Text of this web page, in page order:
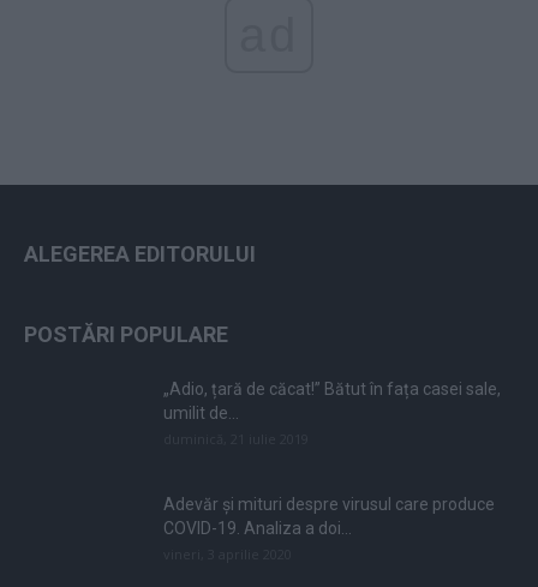
ALEGEREA EDITORULUI
POSTĂRI POPULARE
„Adio, țară de căcat!” Bătut în fața casei sale,
umilit de...
Adevăr și mituri despre virusul care produce
COVID-19. Analiza a doi...